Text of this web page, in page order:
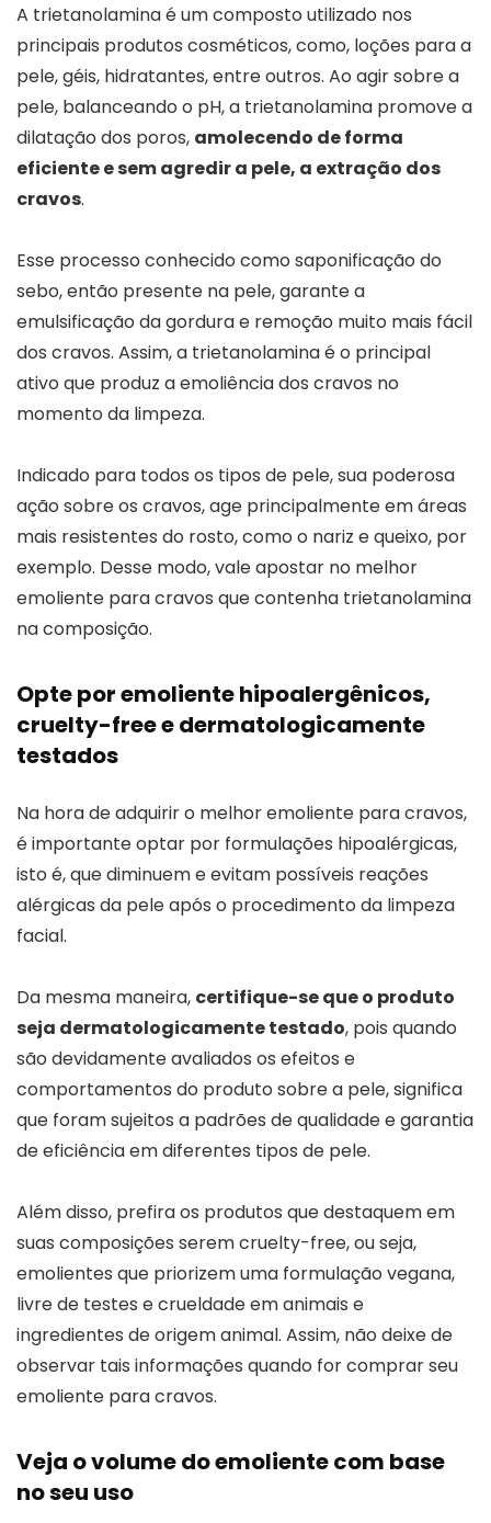
A trietanolamina é um composto utilizado nos
principais produtos cosméticos, como, loções para a
pele, géis, hidratantes, entre outros. Ao agir sobre a
pele, balanceando o pH, a trietanolamina promove a
dilatação dos poros, amolecendo de forma
eficiente e sem agredir a pele, a extração dos
cravos.
Esse processo conhecido como saponificação do
sebo, então presente na pele, garante a
emulsificação da gordura e remoção muito mais fácil
dos cravos. Assim, a trietanolamina é o principal
ativo que produz a emoliência dos cravos no
momento da limpeza.
Indicado para todos os tipos de pele, sua poderosa
ação sobre os cravos, age principalmente em áreas
mais resistentes do rosto, como o nariz e queixo, por
exemplo. Desse modo, vale apostar no melhor
emoliente para cravos que contenha trietanolamina
na composição.
Opte por emoliente hipoalergênicos,
cruelty-free e dermatologicamente
testados
Na hora de adquirir o melhor emoliente para cravos,
é importante optar por formulações hipoalérgicas,
isto é, que diminuem e evitam possíveis reações
alérgicas da pele após o procedimento da limpeza
facial.
Da mesma maneira, certifique-se que o produto
seja dermatologicamente testado, pois quando
são devidamente avaliados os efeitos e
comportamentos do produto sobre a pele, significa
que foram sujeitos a padrões de qualidade e garantia
de eficiência em diferentes tipos de pele.
Além disso, prefira os produtos que destaquem em
suas composições serem cruelty-free, ou seja,
emolientes que priorizem uma formulação vegana,
livre de testes e crueldade em animais e
ingredientes de origem animal. Assim, não deixe de
observar tais informações quando for comprar seu
emoliente para cravos.
Veja o volume do emoliente com base
no seu uso